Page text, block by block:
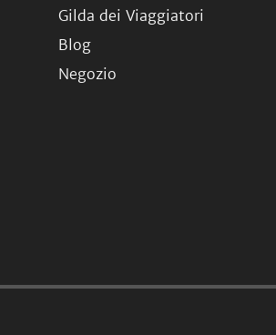
Gilda dei Viaggiatori
Blog
Negozio